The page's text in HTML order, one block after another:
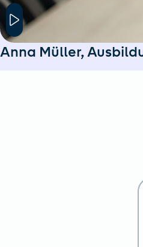
Hier klicken um das
Anna Müller,